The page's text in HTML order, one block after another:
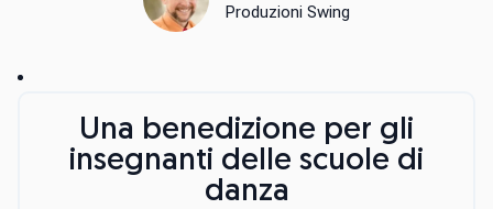
Produzioni Swing
Una benedizione per gli
insegnanti delle scuole di
danza